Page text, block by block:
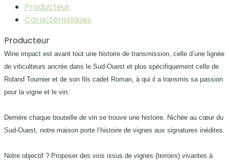
Producteur
Caractéristiques
Producteur
Wine impact est avant tout une histoire de transmission, celle d’une lignée
de viticulteurs ancrée dans le Sud-Ouest et plus spécifiquement celle de
Roland Tournier et de son fils cadet Roman, à qui il a transmis sa passion
pour la vigne et le vin.
Derrière chaque bouteille de vin se trouve une histoire. Nichée au cœur du
Sud-Ouest, notre maison porte l’histoire de vignes aux signatures inédites.
Notre objectif ? Proposer des vins issus de vignes (terroirs) vivantes à